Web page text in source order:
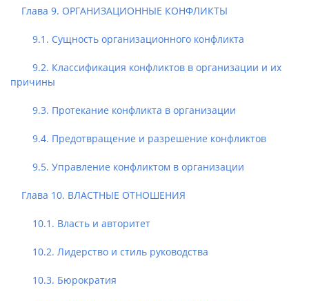
Глава 9. ОРГАНИЗАЦИОННЫЕ КОНФЛИКТЫ
9.1. Сущность организационного конфликта
9.2. Классификация конфликтов в организации и их
причины
9.3. Протекание конфликта в организации
9.4. Предотвращение и разрешение конфликтов
9.5. Управление конфликтом в организации
Глава 10. ВЛАСТНЫЕ ОТНОШЕНИЯ
10.1. Власть и авторитет
10.2. Лидерство и стиль руководства
10.3. Бюрократия